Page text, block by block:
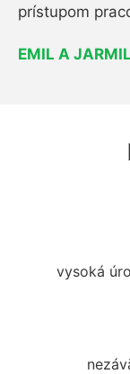
prístupom
EMIL A
vysoká